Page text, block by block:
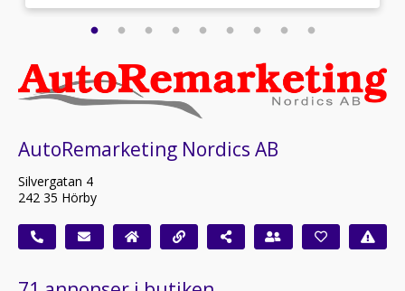
AutoRemarketing Nordics AB
Silvergatan 4
242 35 Hörby